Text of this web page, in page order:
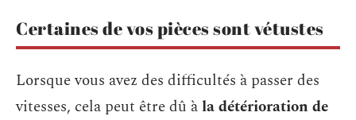
Certaines de vos pièces sont vétustes
Lorsque vous avez des difficultés à passer des
vitesses, cela peut être dû àla détérioration de